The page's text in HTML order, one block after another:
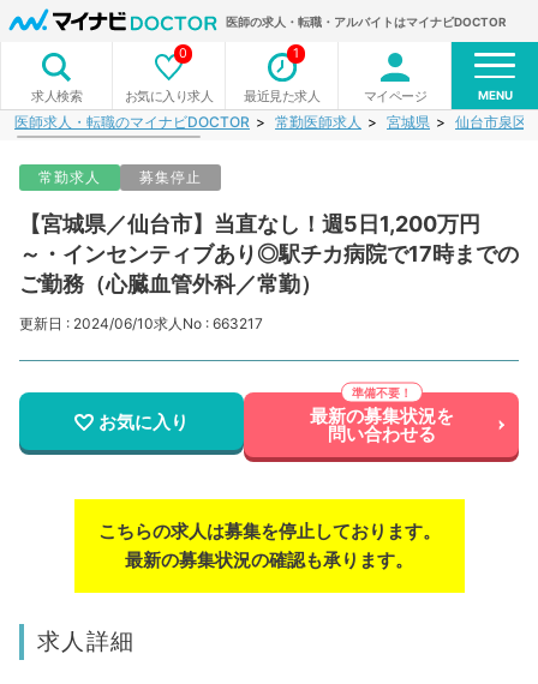
医師の求人・転職・アルバイトはマイナビDOCTOR
求人検索 お気に入り求人
0
最近見た求人
1
マイページ MENU
医師求人・転職のマイナビDOCTOR 常勤医師求人 宮城県 仙台市泉区
常勤求人 募集停止
【宮城県／仙台市】当直なし！週5日1,200万円
～・インセンティブあり◎駅チカ病院で17時までの
ご勤務（心臓血管外科／常勤）
更新日 : 2024/06/10求人No : 663217
お気に入り 最新の募集状況を
問い合わせる
こちらの求人は募集を停止しております。
最新の募集状況の確認も承ります。
求人詳細